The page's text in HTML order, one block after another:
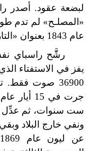
لبضعة عقود. أصدر
«ا لمصلـح
عام 1843 بعنوان «التاريخ الطبيعي للصحة».
رشََّح راسباي
يفز في الاستفتاء
36900 صوت